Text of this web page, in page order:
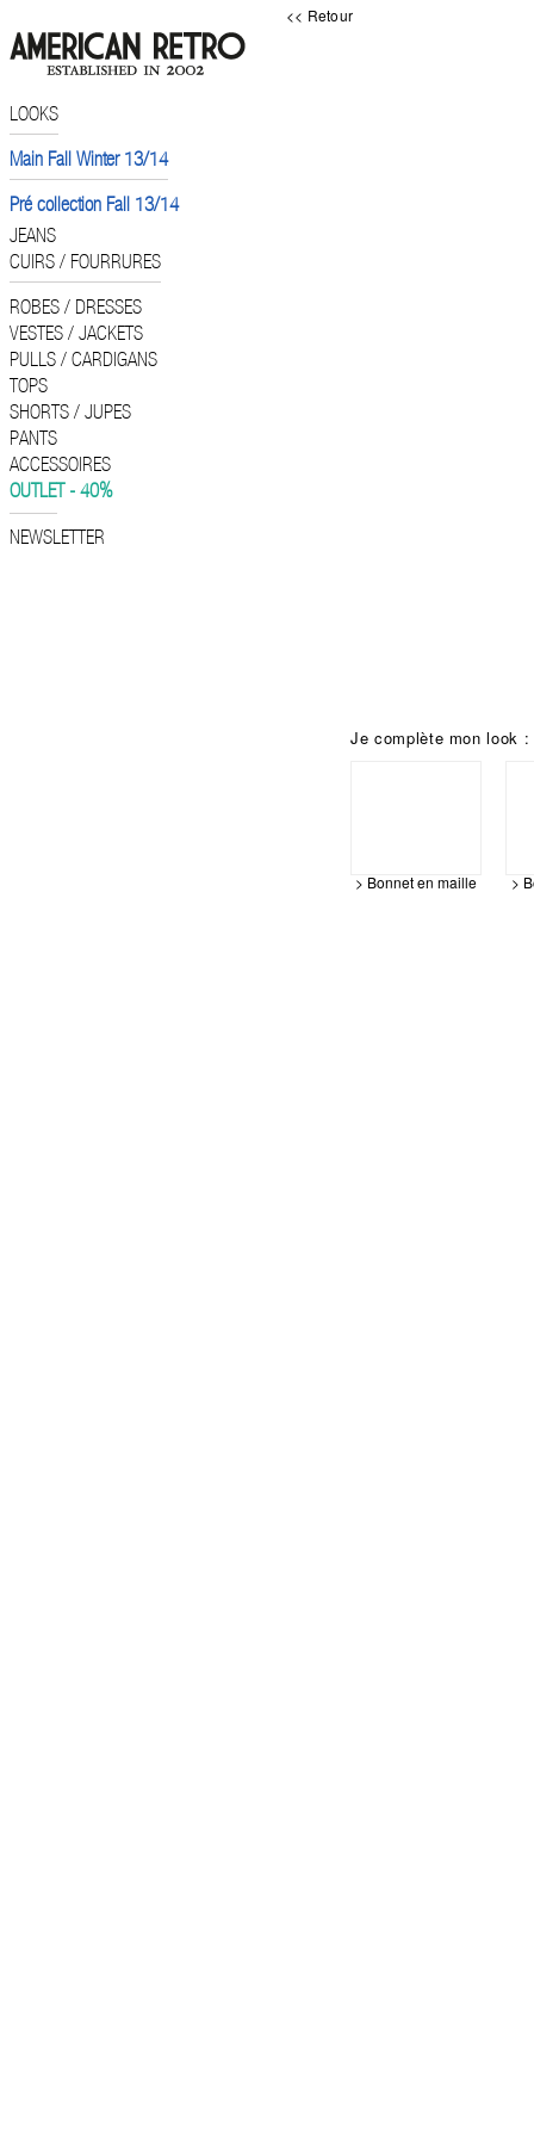
<< Retour
LOOKS
Main Fall Winter 13/14
Pré collection Fall 13/14
JEANS
CUIRS / FOURRURES
ROBES / DRESSES
VESTES / JACKETS
PULLS / CARDIGANS
TOPS
SHORTS / JUPES
PANTS
ACCESSOIRES
OUTLET - 40%
NEWSLETTER
Je complète mon look :
> Bonnet en maille >